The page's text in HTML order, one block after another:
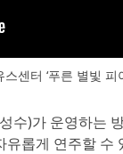
스센터 ‘푸른 별빛 피
수)가 운영하는
롭게 연주할 수